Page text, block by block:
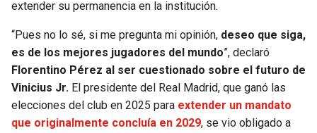
extender su permanencia en la institución.
“Pues no lo sé, si me pregunta mi opinión, deseo que siga,
es de los mejores jugadores del mundo”, declaró
Florentino Pérez al ser cuestionado sobre el futuro de
Vinicius Jr. El presidente del Real Madrid, que ganó las
elecciones del club en 2025 para extender un mandato
que originalmente concluía en 2029, se vio obligado a